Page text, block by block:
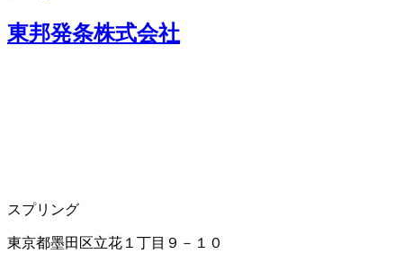
東邦発条株式会社
スプリング
東京都墨田区立花１丁目９－１０